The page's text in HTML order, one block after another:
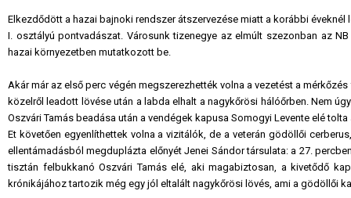
Elkezdődött a hazai bajnoki rendszer átszervezése miatt a korábbi
I. osztályú pontvadászat. Városunk tizenegye az elmúlt szezonban az
hazai környezetben mutatkozott be.
Akár már az első perc végén megszerezhették volna a vezetést a
közelről leadott lövése után a labda elhalt a nagykőrösi hálóőrben. Nem
Oszvári Tamás beadása után a vendégek kapusa Somogyi Levente elé
Et követően egyenlíthettek volna a vizitálók, de a veterán gödöllői
ellentámadásból megduplázta előnyét Jenei Sándor társulata: a 27.
tisztán felbukkanó Oszvári Tamás elé, aki magabiztosan, a kivetődő
krónikájához tartozik még egy jól eltalált nagykőrösi lövés, ami a gödöllői